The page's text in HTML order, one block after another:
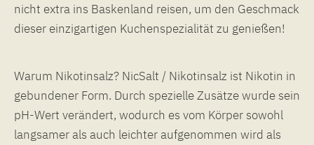
nicht extra ins Baskenland reisen, um den Geschmack
dieser einzigartigen Kuchenspezialität zu genießen!
Warum Nikotinsalz? NicSalt / Nikotinsalz ist Nikotin in
gebundener Form. Durch spezielle Zusätze wurde sein
pH-Wert verändert, wodurch es vom Körper sowohl
langsamer als auch leichter aufgenommen wird als